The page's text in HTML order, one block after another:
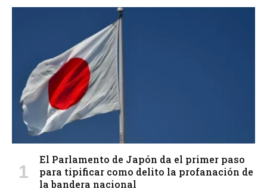
El Parlamento de Japón da el primer paso
para tipificar como delito la profanación de
la bandera nacional